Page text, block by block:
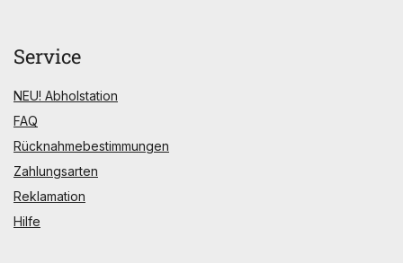
Service
NEU! Abholstation
FAQ
Rücknahmebestimmungen
Zahlungsarten
Reklamation
Hilfe